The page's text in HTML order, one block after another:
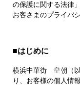
の保護に関する法律
お客さまのプライバ
■はじめに
横浜中華街 皇朝（
り、お客様の個人情